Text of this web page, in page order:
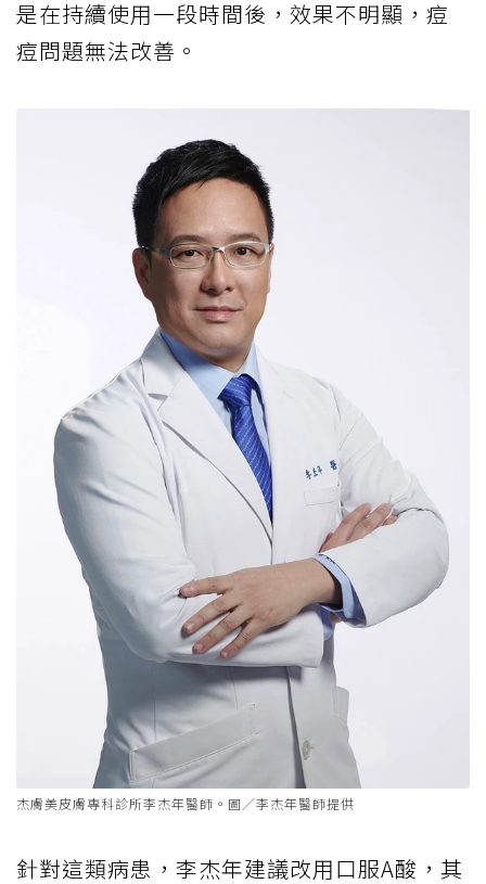
是在持續使用一段時間後，效果不明顯，痘
痘問題無法改善。
杰膚美皮膚專科診所李杰年醫師。圖／李杰年醫師提供
針對這類病患，李杰年建議改用口服A酸，其